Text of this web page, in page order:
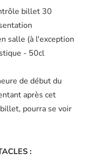
billet 30
salle (à l'exception
- 50cl
de début du
après cet
pourra se voir
: